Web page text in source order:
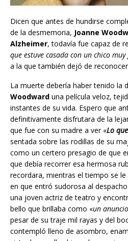
Dicen que antes de hundirse
de la desmemoria, Joanne
Alzheimer, todavía fue capaz de
que estuve casada con un chico muy
a la que también dejó de
La muerte debería haber tenido la
Woodward una película veloz,
instantes de su vida. Espero que
definitivamente disfrutara de la
que fue con su madre a ver «Lo
sentada sobre las rodillas de su
como un certero presagio de que
que debía recorrer esa hermosa
recordara, mientras el tiempo se
en que entró sudorosa al
una joven actriz de teatro y
bello que brillaba como «un
pesar de su traje mil rayas y del
contempló lleno de asombro,